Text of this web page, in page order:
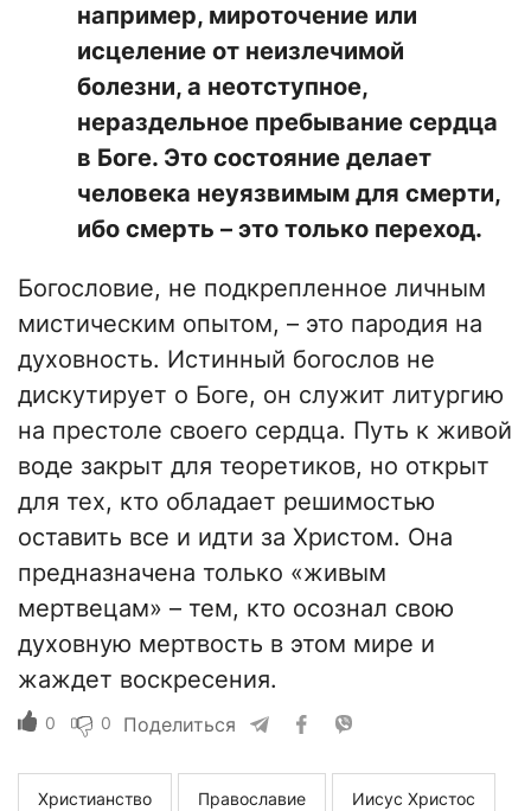
например, мироточение или
исцеление от неизлечимой
болезни, а неотступное,
нераздельное пребывание сердца
в Боге. Это состояние делает
человека неуязвимым для смерти,
ибо смерть – это только переход.
Богословие, не подкрепленное личным
мистическим опытом, – это пародия на
духовность. Истинный богослов не
дискутирует о Боге, он служит литургию
на престоле своего сердца. Путь к живой
воде закрыт для теоретиков, но открыт
для тех, кто обладает решимостью
оставить все и идти за Христом. Она
предназначена только «живым
мертвецам» – тем, кто осознал свою
духовную мертвость в этом мире и
жаждет воскресения.
0 0 Поделиться
Христианство Православие Иисус Христос